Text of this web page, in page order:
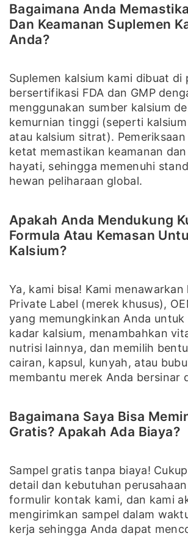
Bagaimana Anda
Dan Keamanan Suplemen
Anda?
Suplemen kalsium kami dibuat di
bersertifikasi FDA dan GMP
menggunakan sumber kalsium
kemurnian tinggi (seperti
atau kalsium sitrat).
ketat memastikan keamanan
hayati, sehingga memenuhi
hewan peliharaan global.
Apakah Anda Mendukung
Formula Atau Kemasan
Kalsium?
Ya, kami bisa! Kami menawarkan
Private Label (merek khusus),
yang memungkinkan Anda untuk
kadar kalsium, menambahkan
nutrisi lainnya, dan memilih
cairan, kapsul, kunyah, atau
membantu merek Anda bersinar
Bagaimana Saya Bisa
Gratis? Apakah Ada Biaya?
Sampel gratis tanpa biaya!
detail dan kebutuhan
formulir kontak kami, dan kami
mengirimkan sampel dalam
kerja sehingga Anda dapat